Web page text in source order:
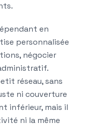
en
personnalisée
négocier
réseau, sans
ni couverture
inférieur, mais il
ni la même